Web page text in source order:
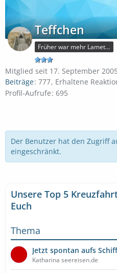
Teffchen
Früher war mehr Lametta
Mitglied seit 17. September 2005
Beiträge 777 Erhaltene
Profil-Aufrufe 695
Der Benutzer hat den Zugriff
eingeschränkt.
Unsere Top 5
Euch
Thema
Jetzt spontan aufs Schiff
Katharina seereisen.de